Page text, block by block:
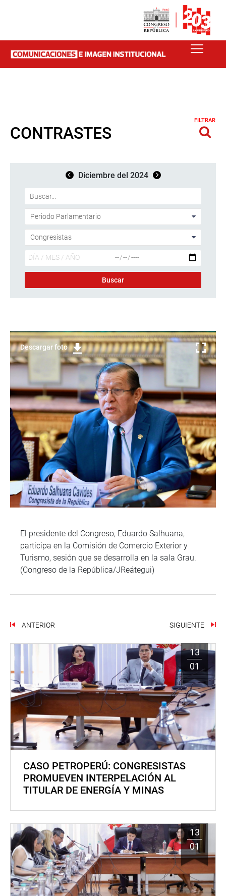
CONTRASTES
FILTRAR
Diciembre del 2024
Descargar foto
El presidente del Congreso, Eduardo Salhuana,
participa en la Comisión de Comercio Exterior y
Turismo, sesión que se desarrolla en la sala Grau.
(Congreso de la República/JReátegui)
ANTERIOR SIGUIENTE
13
01
CASO PETROPERÚ: CONGRESISTAS
PROMUEVEN INTERPELACIÓN AL
TITULAR DE ENERGÍA Y MINAS
13
01